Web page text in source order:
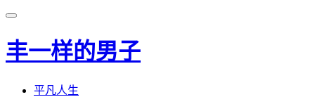
丰一样的男子
平凡人生